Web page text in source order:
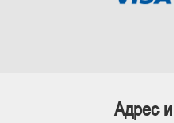
Адрес